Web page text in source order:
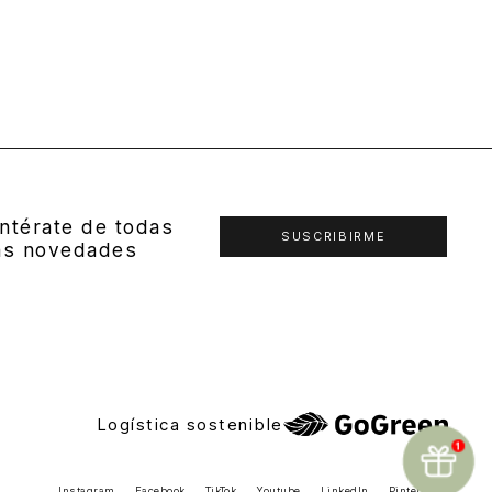
de todas
novedades
SUSCRIBIRME
Logística sostenible